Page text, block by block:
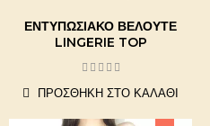
ΕΝΤΥΠΩΣΙΑΚΟ ΒΕΛΟΥΤΕ
LINGERIE TOP
ΠΡΟΣΘΉΚΗ ΣΤΟ ΚΑΛΆΘΙ